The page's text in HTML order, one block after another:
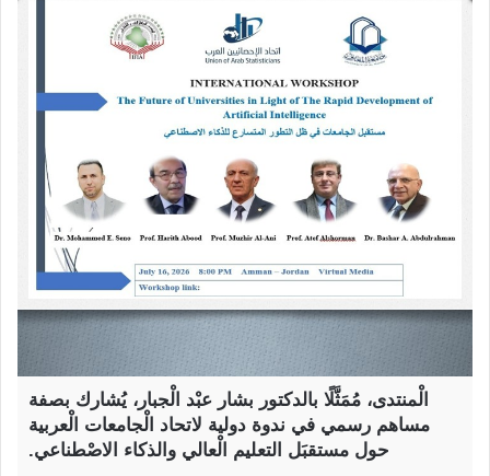
الْمنتدى، مُمَثَّلًا بالدكتور بشار عبْد الْجبار، يُشارك بصفة
مساهم رسمي في ندوة دولية لاتحاد الْجامعات الْعربية
حول مستقبَل التعليم الْعالي والذكاء الاصْطناعي.